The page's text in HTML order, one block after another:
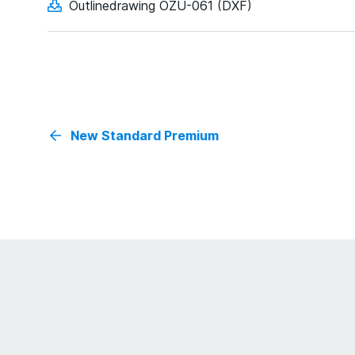
Outlinedrawing OZU-061 (DXF)
New Standard Premium